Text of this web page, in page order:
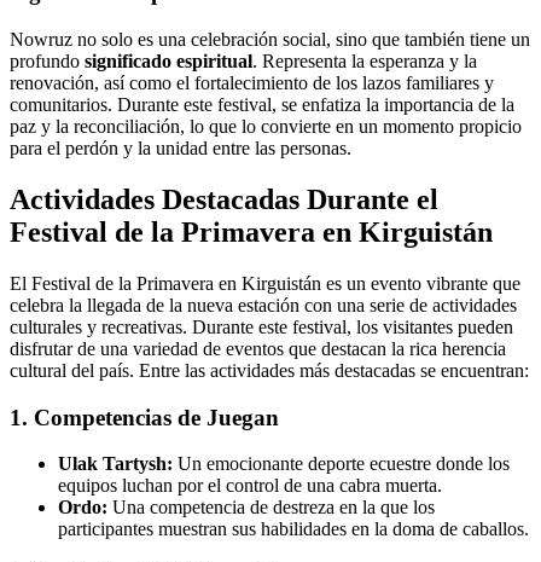
Nowruz no solo es una celebración social, sino que también tiene un
profundo significado espiritual. Representa la esperanza y la
renovación, así como el fortalecimiento de los lazos familiares y
comunitarios. Durante este festival, se enfatiza la importancia de la
paz y la reconciliación, lo que lo convierte en un momento propicio
para el perdón y la unidad entre las personas.
Actividades Destacadas Durante el
Festival de la Primavera en Kirguistán
El Festival de la Primavera en Kirguistán es un evento vibrante que
celebra la llegada de la nueva estación con una serie de actividades
culturales y recreativas. Durante este festival, los visitantes pueden
disfrutar de una variedad de eventos que destacan la rica herencia
cultural del país. Entre las actividades más destacadas se encuentran:
1. Competencias de Juegan
Ulak Tartysh: Un emocionante deporte ecuestre donde los
equipos luchan por el control de una cabra muerta.
Ordo: Una competencia de destreza en la que los
participantes muestran sus habilidades en la doma de caballos.